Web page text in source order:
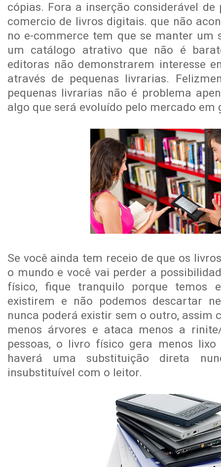
cópias. Fora a inserção considerável de
comercio de livros digitais. que não
no e-commerce tem que se manter um
um catálogo atrativo que não é
editoras não demonstrarem interesse
através de pequenas livrarias.
pequenas livrarias não é problema
algo que será evoluído pelo mercado em
Se você ainda tem receio de que os
o mundo e você vai perder a
físico, fique tranquilo porque temos
existirem e não podemos descartar
nunca poderá existir sem o outro, assim
menos árvores e ataca menos a
pessoas, o livro físico gera menos
haverá uma substituição direta
insubstituível com o leitor.